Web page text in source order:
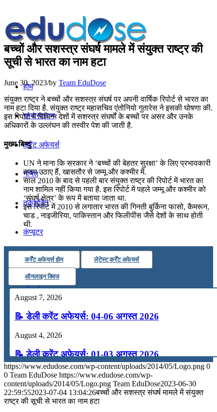
होम
सामान्यज्ञान
करेंट अफेयर्स
गणित
तर्कशक्ति
कंप्यूटर
अंग्रेजी
मॉक टेस्ट
टुडेज जीके
Menu Menu
बच्चों और सशस्त्र संघर्ष मामले में संयुक्‍त राष्‍ट्र की
सूची से भारत का नाम हटा
June 30, 2023/by Team EduDose
संयुक्त राष्ट्र ने बच्चों और सशस्त्र संघर्ष पर अपनी वार्षिक रिपोर्ट से भारत का
नाम हटा दिया है. संयुक्त राष्ट्र महासचिव एंतोनियो गुतारेस ने इसकी घोषणा की.
इस रिपोर्ट में विभिन्न देशों में सशस्त्र संघर्षों के बच्चों पर असर और उनके
अधिकारों के उल्लंघन की तस्वीर पेश की जाती है.
मुख्य बिन्दु
UN ने माना कि सरकार ने ‘बच्‍चों की बेहतर सुरक्षा’ के लिए प्रभावकारी
कदम उठाए हैं, खासतौर से जम्‍मू और कश्‍मीर में.
साल 2010 के बाद से पहली बार संयुक्त राष्ट्र की रिपोर्ट में भारत का
नाम शामिल नहीं किया गया है. इस रिपोर्ट में पहले जम्‍मू और कश्‍मीर को
‘संघर्ष क्षेत्र’ के रूप में बताया जाता था.
इस रिपोर्ट में 2010 से लगातार भारत की गिनती बुर्किना फासो, कैमरून,
चाड , नाइजीरिया, पाकिस्‍तान और फिलीपींस जैसे देशों के साथ होती
थी.
कर्रेंट अफेयर्स होम लेटेस्ट कर्रेंट अफेयर्स
ऑनलाइन क्विज
August 7, 2026
📝 डेली करेंट अफेयर्स: 04-06 अगस्त 2026
August 4, 2026
📝 डेली करेंट अफेयर्स: 01-03 अगस्त 2026
July 31, 2026
📝 डेली करेंट अफेयर्स: 28-31 जुलाई 2026
https://www.edudose.com/wp-content/uploads/2014/05/Logo.png 0
0 Team EduDose https://www.edudose.com/wp-
content/uploads/2014/05/Logo.png Team EduDose2023-06-30
22:59:552023-07-04 13:04:26बच्चों और सशस्त्र संघर्ष मामले में संयुक्‍त
राष्‍ट्र की सूची से भारत का नाम हटा